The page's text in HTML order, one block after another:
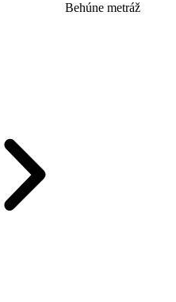
Behúne metráž